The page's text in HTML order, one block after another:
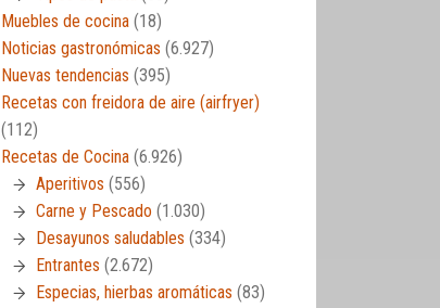
Muebles de cocina (18)
Noticias gastronómicas (6.927)
Nuevas tendencias (395)
Recetas con freidora de aire (airfryer)
(112)
Recetas de Cocina (6.926)
Aperitivos (556)
Carne y Pescado (1.030)
Desayunos saludables (334)
Entrantes (2.672)
Especias, hierbas aromáticas (83)